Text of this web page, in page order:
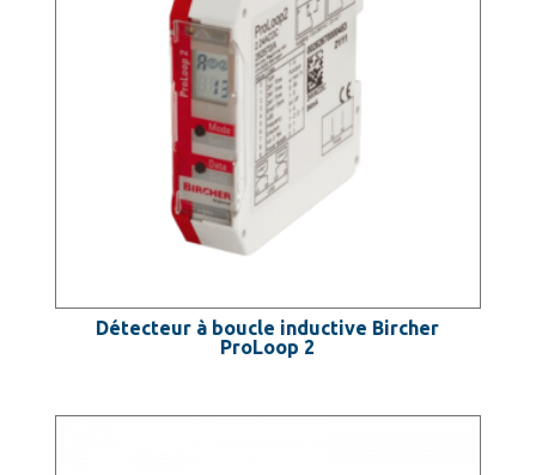
Détecteur à boucle inductive Bircher
ProLoop 2